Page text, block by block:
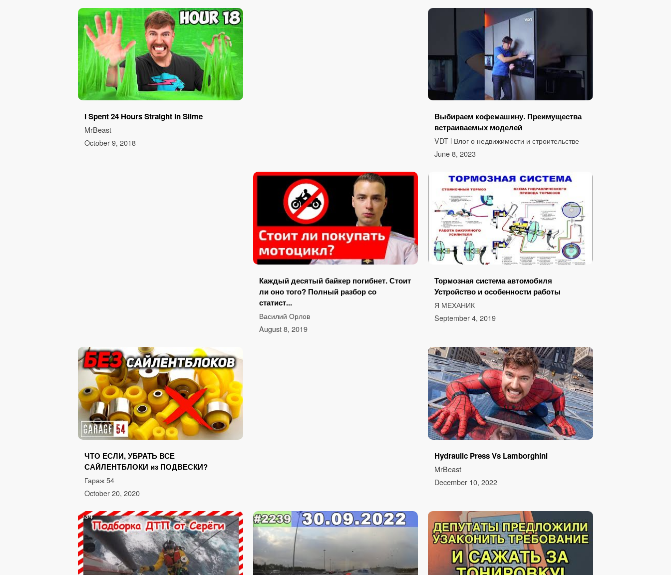
I Spent 24 Hours Straight In Slime
MrBeast
October 9, 2018
Выбираем кофемашину. Преимущества
встраиваемых моделей
VDT l Влог о недвижимости и строительстве
June 8, 2023
Каждый десятый байкер погибнет. Стоит
ли оно того? Полный разбор со
статист...
Василий Орлов
August 8, 2019
Тормозная система автомобиля
Устройство и особенности работы
Я МЕХАНИК
September 4, 2019
ЧТО ЕСЛИ, УБРАТЬ ВСЕ
САЙЛЕНТБЛОКИ из ПОДВЕСКИ?
Гараж 54
October 20, 2020
Hydraulic Press Vs Lamborghini
MrBeast
December 10, 2022